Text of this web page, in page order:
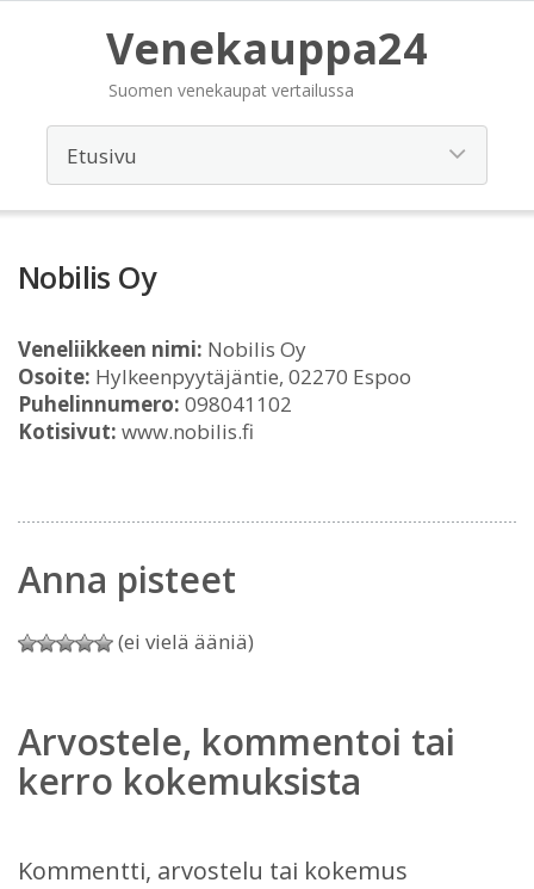
Venekauppa24
Suomen venekaupat vertailussa
Nobilis Oy
Veneliikkeen nimi: Nobilis Oy
Osoite: Hylkeenpyytäjäntie, 02270 Espoo
Puhelinnumero: 098041102
Kotisivut: www.nobilis.fi
Anna pisteet
(ei vielä ääniä)
Arvostele, kommentoi tai
kerro kokemuksista
Kommentti, arvostelu tai kokemus